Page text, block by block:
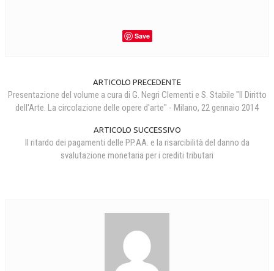
Save
ARTICOLO PRECEDENTE
Presentazione del volume a cura di G. Negri Clementi e S. Stabile "Il Diritto
dell'Arte. La circolazione delle opere d'arte" - Milano, 22 gennaio 2014
ARTICOLO SUCCESSIVO
Il ritardo dei pagamenti delle PP.AA. e la risarcibilità del danno da
svalutazione monetaria per i crediti tributari